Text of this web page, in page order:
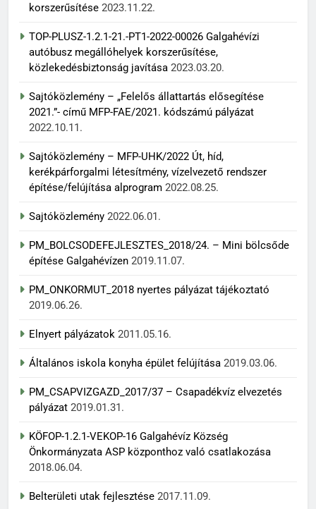
korszerűsítése 2023.11.22.
TOP-PLUSZ-1.2.1-21.-PT1-2022-00026 Galgahévízi
autóbusz megállóhelyek korszerűsítése,
közlekedésbiztonság javítása 2023.03.20.
Sajtóközlemény – „Felelős állattartás elősegítése
2021.”- című MFP-FAE/2021. kódszámú pályázat
2022.10.11.
Sajtóközlemény – MFP-UHK/2022 Út, híd,
kerékpárforgalmi létesítmény, vízelvezető rendszer
építése/felújítása alprogram 2022.08.25.
Sajtóközlemény 2022.06.01.
PM_BOLCSODEFEJLESZTES_2018/24. – Mini bölcsőde
építése Galgahévízen 2019.11.07.
PM_ONKORMUT_2018 nyertes pályázat tájékoztató
2019.06.26.
Elnyert pályázatok 2011.05.16.
Általános iskola konyha épület felújítása 2019.03.06.
PM_CSAPVIZGAZD_2017/37 – Csapadékvíz elvezetés
pályázat 2019.01.31.
KÖFOP-1.2.1-VEKOP-16 Galgahévíz Község
Önkormányzata ASP központhoz való csatlakozása
2018.06.04.
Belterületi utak fejlesztése 2017.11.09.